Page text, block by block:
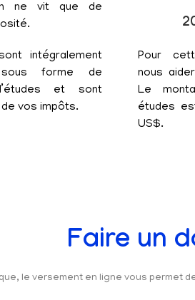
ne vit que de
intégralement
forme de
et sont
vos impôts.
Pour
nous
Le
études
US$.
Faire un
le versement en ligne vous permet